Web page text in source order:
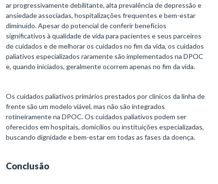
ar progressivamente debilitante, alta prevalência de depressão e
ansiedade associadas, hospitalizações frequentes e bem-estar
diminuído. Apesar do potencial de conferir benefícios
significativos à qualidade de vida para pacientes e seus parceiros
de cuidados e de melhorar os cuidados no fim da vida, os cuidados
paliativos especializados raramente são implementados na DPOC
e, quando iniciados, geralmente ocorrem apenas no fim da vida.
Os cuidados paliativos primários prestados por clínicos da linha de
frente são um modelo viável, mas não são integrados
rotineiramente na DPOC. Os cuidados paliativos podem ser
oferecidos em hospitais, domicílios ou instituições especializadas,
buscando dignidade e bem-estar em todas as fases da doença.
Conclusão